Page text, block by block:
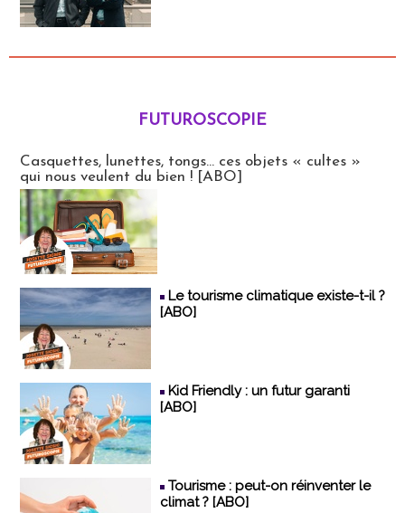
FUTUROSCOPIE
Casquettes, lunettes, tongs... ces objets « cultes »
qui nous veulent du bien ! [ABO]
Le tourisme climatique existe-t-il ?
[ABO]
Kid Friendly : un futur garanti
[ABO]
Tourisme : peut-on réinventer le
climat ? [ABO]